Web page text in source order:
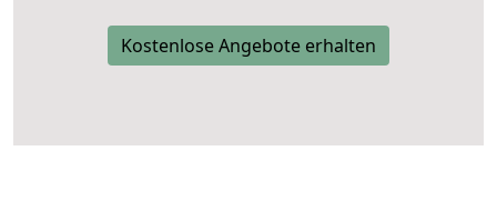
Kostenlose Angebote erhalten